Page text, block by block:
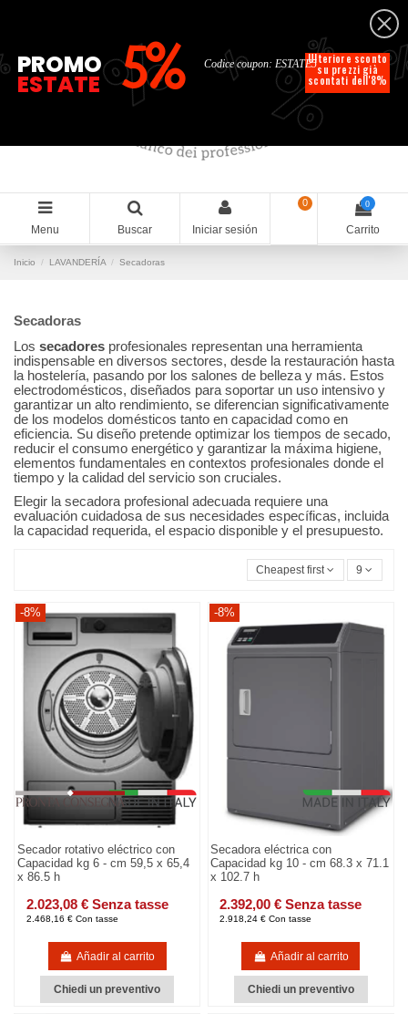
Español
Menu Buscar Iniciar sesión
0 0
Carrito
Inicio LAVANDERÍA Secadoras
Secadoras
Los secadores profesionales representan una herramienta
indispensable en diversos sectores, desde la restauración hasta
la hostelería, pasando por los salones de belleza y más. Estos
electrodomésticos, diseñados para soportar un uso intensivo y
garantizar un alto rendimiento, se diferencian significativamente
de los modelos domésticos tanto en capacidad como en
eficiencia. Su diseño pretende optimizar los tiempos de secado,
reducir el consumo energético y garantizar la máxima higiene,
elementos fundamentales en contextos profesionales donde el
tiempo y la calidad del servicio son cruciales.
Elegir la secadora profesional adecuada requiere una
evaluación cuidadosa de sus necesidades específicas, incluida
la capacidad requerida, el espacio disponible y el presupuesto.
Cheapest first 9
-8%
Secador rotativo eléctrico con
Capacidad kg 6 - cm 59,5 x 65,4
x 86.5 h
2.023,08 € Senza tasse
2.468,16 € Con tasse
Añadir al carrito
Chiedi un preventivo
-8%
Secadora eléctrica con
Capacidad kg 10 - cm 68.3 x 71.1
x 102.7 h
2.392,00 € Senza tasse
2.918,24 € Con tasse
Añadir al carrito
Chiedi un preventivo
%
% %
% Ulteriore sconto
su prezzi già
scontati dell'8%
Codice coupon: ESTATE5
PROMO
ESTATE 5%